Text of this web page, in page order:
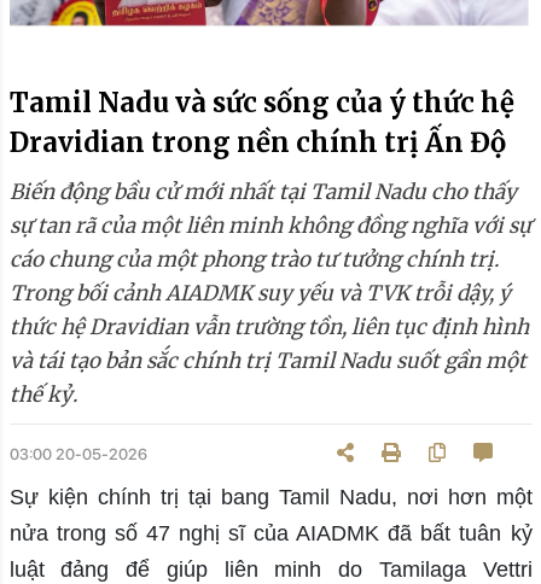
Tamil Nadu và sức sống của ý thức hệ
Dravidian trong nền chính trị Ấn Độ
Biến động bầu cử mới nhất tại Tamil Nadu cho thấy
sự tan rã của một liên minh không đồng nghĩa với sự
cáo chung của một phong trào tư tưởng chính trị.
Trong bối cảnh AIADMK suy yếu và TVK trỗi dậy, ý
thức hệ Dravidian vẫn trường tồn, liên tục định hình
và tái tạo bản sắc chính trị Tamil Nadu suốt gần một
thế kỷ.
03:00 20-05-2026
Sự kiện chính trị tại bang Tamil Nadu, nơi hơn một
nửa trong số 47 nghị sĩ của AIADMK đã bất tuân kỷ
luật đảng để giúp liên minh do Tamilaga Vettri